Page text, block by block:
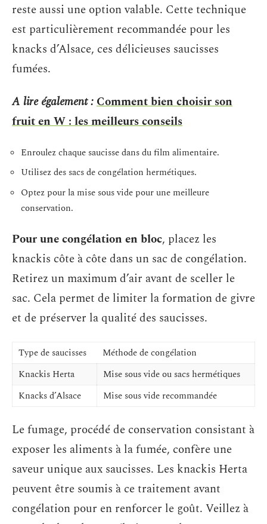
reste aussi une option valable. Cette technique
est particulièrement recommandée pour les
knacks d’Alsace, ces délicieuses saucisses
fumées.
A lire également :Comment bien choisir son
fruit en W : les meilleurs conseils
Enroulez chaque saucisse dans du film alimentaire.
Utilisez des sacs de congélation hermétiques.
Optez pour la mise sous vide pour une meilleure
conservation.
Pour une congélation en bloc, placez les
knackis côte à côte dans un sac de congélation.
Retirez un maximum d’air avant de sceller le
sac. Cela permet de limiter la formation de givre
et de préserver la qualité des saucisses.
Type de saucisses
Méthode de congélation
Knackis Herta
Mise sous vide ou sacs hermétiques
Knacks d’Alsace
Mise sous vide recommandée
Le fumage, procédé de conservation consistant à
exposer les aliments à la fumée, confère une
saveur unique aux saucisses. Les knackis Herta
peuvent être soumis à ce traitement avant
congélation pour en renforcer le goût. Veillez à